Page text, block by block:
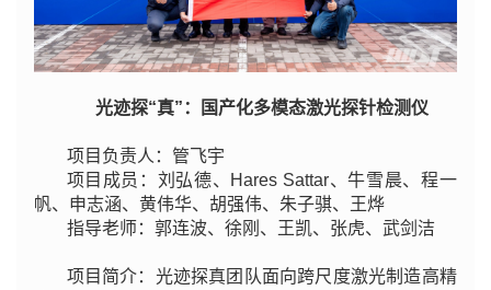
光迹探“真”：国产化多模态激光探针检测仪
项目负责人：管飞宇
项目成员：刘弘德、Hares Sattar、牛雪晨、程一
帆、申志涵、黄伟华、胡强伟、朱子骐、王烨
指导老师：郭连波、徐刚、王凯、张虎、武剑洁
项目简介：光迹探真团队面向跨尺度激光制造高精